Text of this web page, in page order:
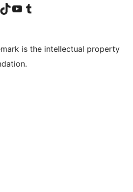
de Instagram
conta de LinkedIn
Visita a nosa conta de TikTok
Visita a nosa canle de YouTube
Visita a nosa conta de Tumblr
is the intellectual property